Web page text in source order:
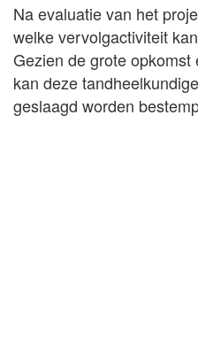
Na evaluatie van het
welke vervolgactiviteit
Gezien de grote
kan deze
geslaagd worden